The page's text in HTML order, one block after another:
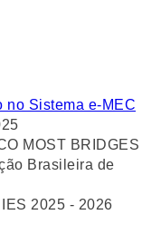
no Sistema e-MEC